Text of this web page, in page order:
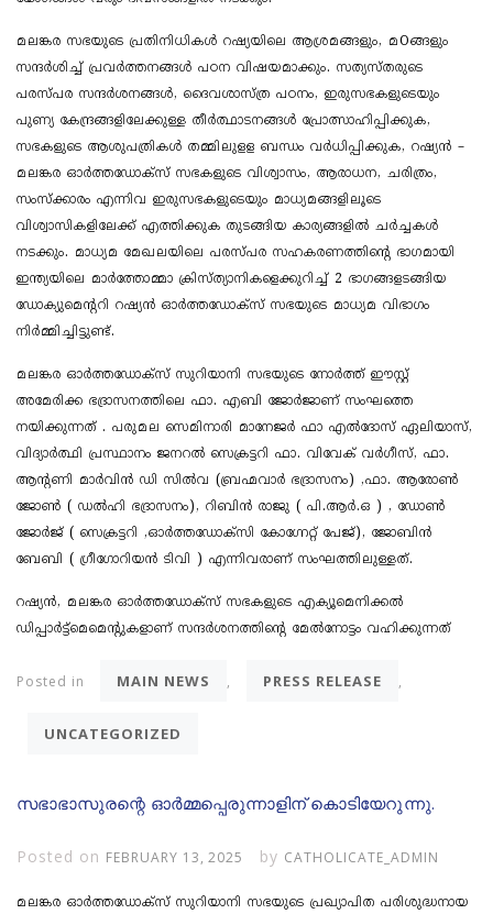
മലങ്കര സഭയുടെ പ്രതിനിധികൾ റഷ്യയിലെ ആശ്രമങ്ങളും, മOങ്ങളും
സന്ദർശിച്ച് പ്രവർത്തനങ്ങൾ പഠന വിഷയമാക്കും. സത്യസ്തരുടെ
പരസ്പര സന്ദർശനങ്ങൾ, ദൈവശാസ്ത്ര പഠനം, ഇരുസഭകളുടെയും
പുണ്യ കേന്ദ്രങ്ങളിലേക്കുള്ള തീർത്ഥാടനങ്ങൾ പ്രോത്സാഹിപ്പിക്കുക,
സഭകളുടെ ആശുപത്രികൾ തമ്മിലുളള ബന്ധം വർധിപ്പിക്കുക, റഷ്യൻ –
മലങ്കര ഓർത്തഡോക്സ് സഭകളുടെ വിശ്വാസം, ആരാധന, ചരിത്രം,
സംസ്ക്കാരം എന്നിവ ഇരുസഭകളുടെയും മാധ്യമങ്ങളിലൂടെ
വിശ്വാസികളിലേക്ക് എത്തിക്കുക തുടങ്ങിയ കാര്യങ്ങളിൽ ചർച്ചകൾ
നടക്കും. മാധ്യമ മേഖലയിലെ പരസ്പര സഹകരണത്തിൻ്റെ ഭാഗമായി
ഇന്ത്യയിലെ മാർത്തോമ്മാ ക്രിസ്ത്യാനികളെക്കുറിച്ച് 2 ഭാഗങ്ങളടങ്ങിയ
ഡോക്യുമെൻ്ററി റഷ്യൻ ഓർത്തഡോക്സ് സഭയുടെ മാധ്യമ വിഭാഗം
നിർമ്മിച്ചിട്ടുണ്ട്.
മലങ്കര ഓർത്തഡോക്സ് സുറിയാനി സഭയുടെ നോർത്ത് ഈസ്റ്റ്
അമേരിക്ക ഭദ്രാസനത്തിലെ ഫാ. എബി ജോർജാണ് സംഘത്തെ
നയിക്കുന്നത് . പരുമല സെമിനാരി മാനേജർ ഫാ എൽദോസ് ഏലിയാസ്,
വിദ്യാർത്ഥി പ്രസ്ഥാനം ജനറൽ സെക്രട്ടറി ഫാ. വിവേക് വർഗീസ്, ഫാ.
ആൻ്റണി മാർവിൻ ഡി സിൽവ (ബ്രഹ്മവാർ ഭദ്രാസനം) ,ഫാ. ആരോൺ
ജോൺ ( ഡൽഹി ഭദ്രാസനം), റിബിൻ രാജു ( പി.ആർ.ഒ ) , ഡോൺ
ജോർജ് ( സെക്രട്ടറി ,ഓർത്തഡോക്സി കോഗ്നേറ്റ് പേജ്), ജോബിൻ
ബേബി ( ഗ്രീഗോറിയൻ ടിവി ) എന്നിവരാണ് സംഘത്തിലുള്ളത്.
റഷ്യൻ, മലങ്കര ഓർത്തഡോക്സ് സഭകളുടെ എക്യൂമെനിക്കൽ
ഡിപ്പാർട്ട്മെമെൻ്റുകളാണ് സന്ദർശനത്തിൻ്റെ മേൽനോട്ടം വഹിക്കുന്നത്
Posted in MAIN NEWS , PRESS RELEASE ,
UNCATEGORIZED
സഭാഭാസുരന്റെ ഓർമ്മപ്പെരുന്നാളിന് കൊടിയേറുന്നു.
Posted on FEBRUARY 13, 2025 by CATHOLICATE_ADMIN
മലങ്കര ഓർത്തഡോക്സ് സുറിയാനി സഭയുടെ പ്രഖ്യാപിത പരിശുദ്ധനായ